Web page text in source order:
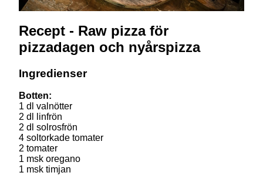
Recept - Raw pizza för
pizzadagen och nyårspizza
Ingredienser
Botten:
1 dl valnötter
2 dl linfrön
2 dl solrosfrön
4 soltorkade tomater
2 tomater
1 msk oregano
1 msk timjan